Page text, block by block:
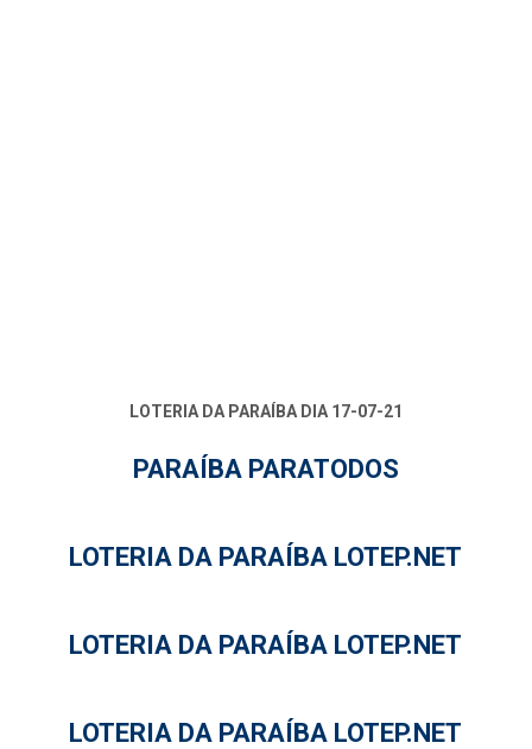
LOTERIA DA PARAÍBA DIA 17-07-21
PARAÍBA PARATODOS
LOTERIA DA PARAÍBA LOTEP.NET
LOTERIA DA PARAÍBA LOTEP.NET
LOTERIA DA PARAÍBA LOTEP.NET